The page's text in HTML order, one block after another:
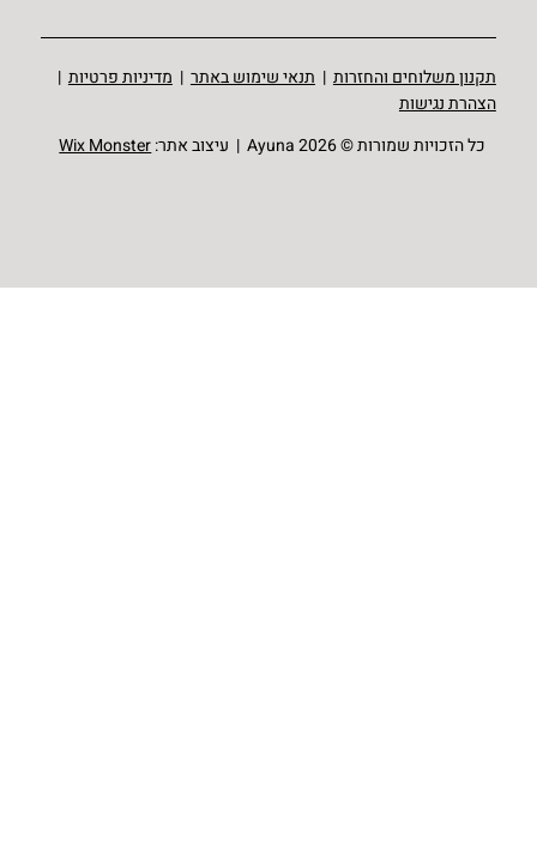
כל הזכויות שמורות © Ayuna 2026 | עיצוב אתר: Wix Monster
תקנון משלוחים והחזרות | תנאי שימוש באתר | מדיניות פרטיות |
הצהרת נגישות